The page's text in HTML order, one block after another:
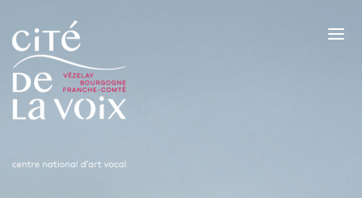
Skip
content